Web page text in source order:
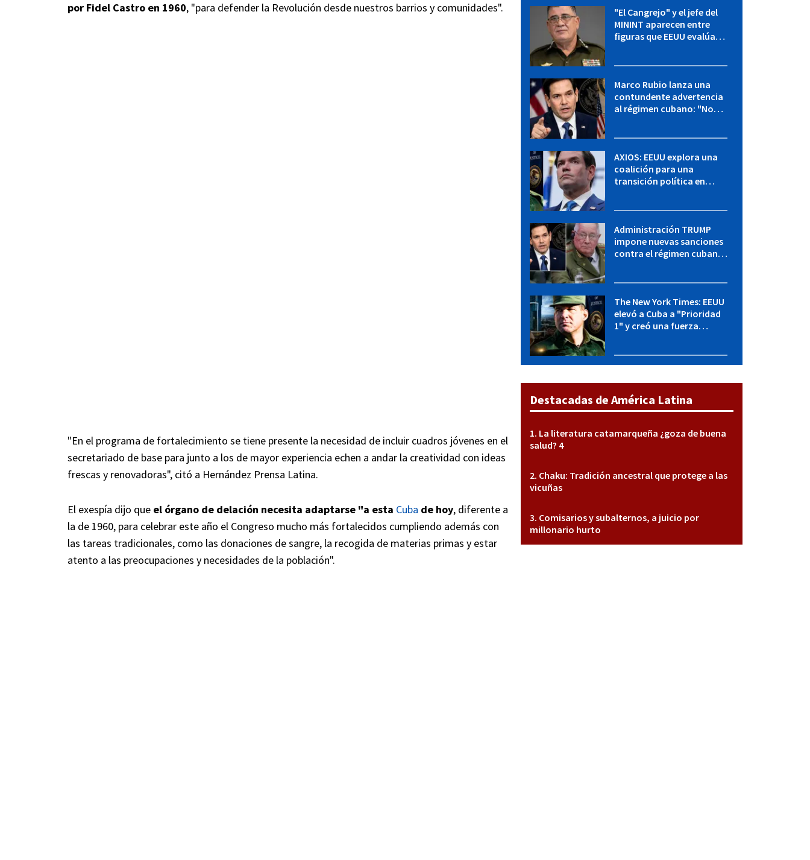
por Fidel Castro en 1960, "para defender la Revolución desde nuestros barrios y comunidades".
"En el programa de fortalecimiento se tiene presente la necesidad de incluir cuadros jóvenes en el
secretariado de base para junto a los de mayor experiencia echen a andar la creatividad con ideas
frescas y renovadoras", citó a Hernández Prensa Latina.
El exespía dijo que el órgano de delación necesita adaptarse "a esta Cuba de hoy, diferente a
la de 1960, para celebrar este año el Congreso mucho más fortalecidos cumpliendo además con
las tareas tradicionales, como las donaciones de sangre, la recogida de materias primas y estar
atento a las preocupaciones y necesidades de la población".
"El Cangrejo" y el jefe del
MININT aparecen entre
figuras que EEUU evalúa
Marco Rubio lanza una
contundente advertencia
al régimen cubano: "No
AXIOS: EEUU explora una
coalición para una
transición política en
Administración TRUMP
impone nuevas sanciones
contra el régimen cubano:
The New York Times: EEUU
elevó a Cuba a "Prioridad
1" y creó una fuerza
Destacadas de América Latina
La literatura catamarqueña ¿goza de buena
salud? 4
Chaku: Tradición ancestral que protege a las
vicuñas
Comisarios y subalternos, a juicio por
millonario hurto